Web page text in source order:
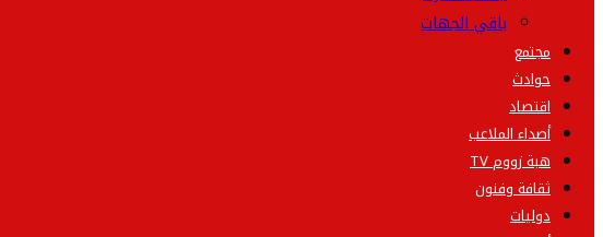
باقي الجهات
مجتمع
حوادث
اقتصاد
أصداء الملاعب
هبة زووم TV
ثقافة وفنون
دوليات